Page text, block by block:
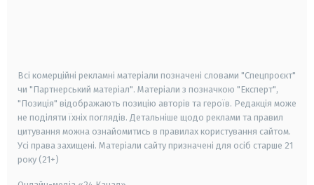
Всі комерційні рекламні матеріали позначені словами "Спецпроєкт"
чи "Партнерський матеріал". Матеріали з позначкою "Експерт",
"Позиція" відображають позицію авторів та героїв. Редакція може
не поділяти їхніх поглядів. Детальніше щодо реклами та правил
цитування можна ознайомитись в правилах користування сайтом.
Усі права захищені. Матеріали сайту призначені для осіб старше 21
року (21+)